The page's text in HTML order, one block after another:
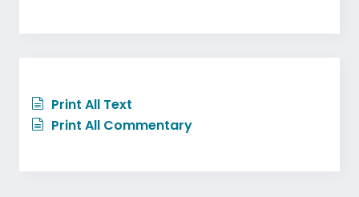
Print All Text
Print All Commentary